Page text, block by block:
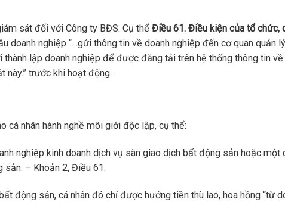
sát đối với Công ty BĐS. Cụ thể Điều 61. Điều kiện của tổ chức,
doanh nghiệp “…gửi thông tin về doanh nghiệp đến cơ quan quản
lập doanh nghiệp để được đăng tải trên hệ thống thông tin
này.” trước khi hoạt động.
cá nhân hành nghề môi giới độc lập, cụ thể:
nghiệp kinh doanh dịch vụ sàn giao dịch bất động sản hoặc một
– Khoản 2, Điều 61.
động sản, cá nhân đó chỉ được hưởng tiền thù lao, hoa hồng “từ